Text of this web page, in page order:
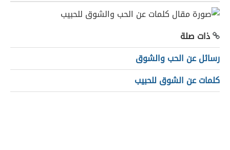
ذات صلة
رسائل عن الحب والشوق
كلمات عن الشوق للحبيب